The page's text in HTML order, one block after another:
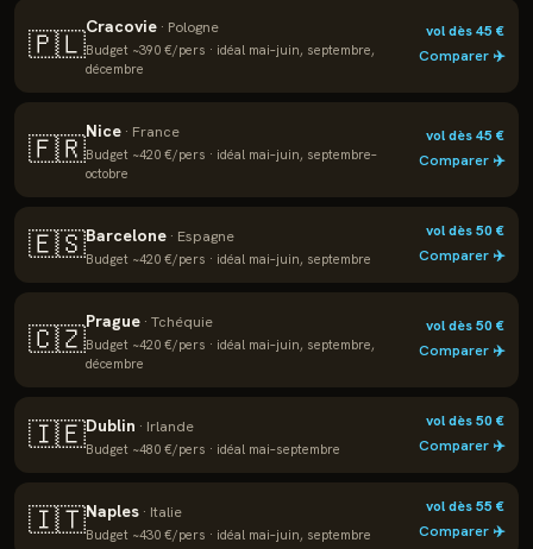
🇵🇱Cracovie · Pologne
Budget ~390 €/pers · idéal mai–juin, septembre,
décembre
vol dès45 €
Comparer ✈️
🇫🇷Nice · France
Budget ~420 €/pers · idéal mai–juin, septembre–
octobre
vol dès45 €
Comparer ✈️
🇪🇸Barcelone · Espagne
Budget ~420 €/pers · idéal mai–juin, septembre
vol dès50€
Comparer ✈️
🇨🇿Prague · Tchéquie
Budget ~420 €/pers · idéal mai–juin, septembre,
décembre
vol dès50€
Comparer ✈️
🇮🇪Dublin · Irlande
Budget ~480 €/pers · idéal mai–septembre
vol dès50€
Comparer ✈️
🇮🇹Naples · Italie
Budget ~430 €/pers · idéal mai–juin, septembre
vol dès55 €
Comparer ✈️